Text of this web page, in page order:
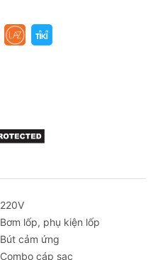
220V
Bơm lốp, phụ kiện lốp
Bút cảm ứng
Combo cáp sạc